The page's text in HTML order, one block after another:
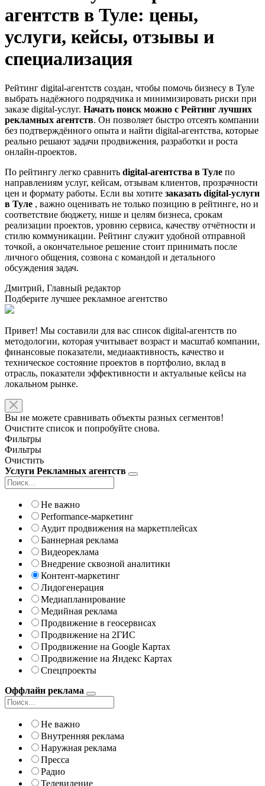
агентств в Туле: цены,
услуги, кейсы, отзывы и
специализация
Рейтинг digital-агентств создан, чтобы помочь бизнесу в Туле
выбрать надёжного подрядчика и минимизировать риски при
заказе digital-услуг. Начать поиск можно с Рейтинг лучших
рекламных агентств. Он позволяет быстро отсеять компании
без подтверждённого опыта и найти digital-агентства, которые
реально решают задачи продвижения, разработки и роста
онлайн-проектов.
По рейтингу легко сравнить digital-агентства в Туле по
направлениям услуг, кейсам, отзывам клиентов, прозрачности
цен и формату работы. Если вы хотите заказать digital-услуги
в Туле , важно оценивать не только позицию в рейтинге, но и
соответствие бюджету, нише и целям бизнеса, срокам
реализации проектов, уровню сервиса, качеству отчётности и
стилю коммуникации. Рейтинг служит удобной отправной
точкой, а окончательное решение стоит принимать после
личного общения, созвона с командой и детального
обсуждения задач.
Дмитрий, Главный редактор
Подберите лучшее рекламное агентство
Привет! Мы составили для вас список digital-агентств по
методологии, которая учитывает возраст и масштаб компании,
финансовые показатели, медиаактивность, качество и
техническое состояние проектов в портфолио, вклад в
отрасль, показатели эффективности и актуальные кейсы на
локальном рынке.
Вы не можете сравнивать объекты разных сегментов!
Очистите список и попробуйте снова.
Фильтры
Фильтры
Очистить
Услуги Рекламных агентств
Не важно
Performance-маркетинг
Аудит продвижения на маркетплейсах
Баннерная реклама
Видеореклама
Внедрение сквозной аналитики
Контент-маркетинг
Лидогенерация
Медиапланирование
Медийная реклама
Продвижение в геосервисах
Продвижение на 2ГИС
Продвижение на Google Картах
Продвижение на Яндекс Картах
Спецпроекты
Оффлайн реклама
Не важно
Внутренняя реклама
Наружная реклама
Пресса
Радио
Телевидение